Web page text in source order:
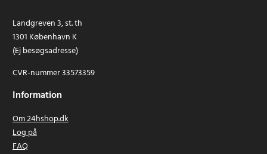
Landgreven 3, st. th
1301 København K
(Ej besøgsadresse)
CVR-nummer 33573359
Information
Om 24hshop.dk
Log på
FAQ